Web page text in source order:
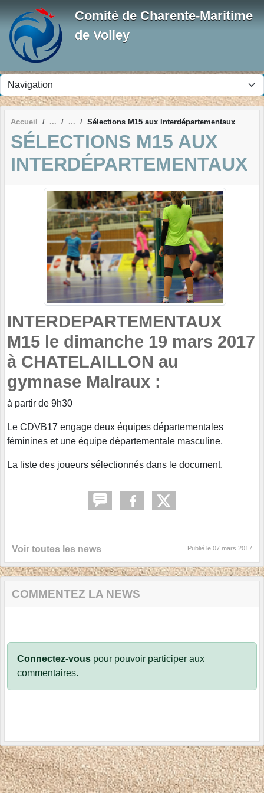
Comité de Charente-Maritime
de Volley
Accueil Sélections M15 aux Interdépartementaux
SÉLECTIONS M15 AUX
INTERDÉPARTEMENTAUX
INTERDEPARTEMENTAUX
M15 le dimanche 19 mars 2017
à CHATELAILLON au
gymnase Malraux :
à partir de 9h30
Le CDVB17 engage deux équipes départementales
féminines et une équipe départementale masculine.
La liste des joueurs sélectionnés dans le document.
Voir toutes les news Publié le 07 mars 2017
COMMENTEZ LA NEWS
Connectez-vous pour pouvoir participer aux
commentaires.
Panneau de gestion des cookies